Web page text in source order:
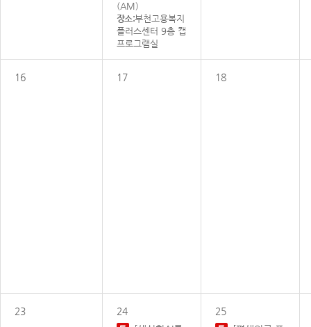
(AM)
장소:부천고용복지
플러스센터 9층 캡
프로그램실
16 17 18
23
24
25